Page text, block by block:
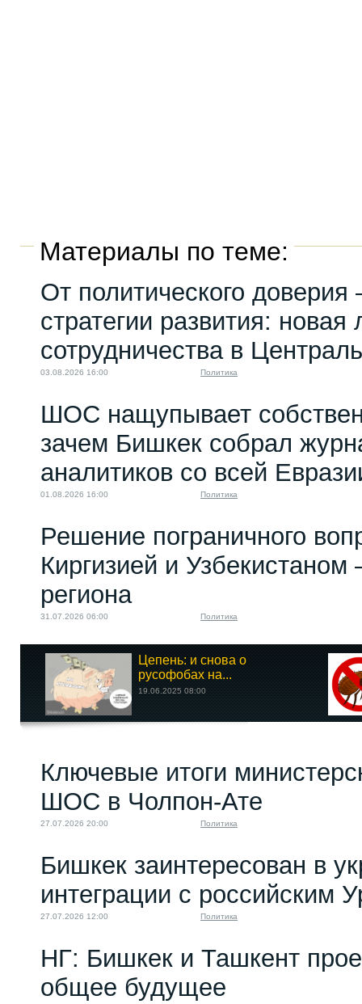
Материалы по теме:
От политического
стратегии развития: новая
сотрудничества в
03.08.2026 16:00 Политика
ШОС нащупывает
зачем Бишкек собрал
аналитиков со всей
01.08.2026 16:00 Политика
Решение пограничного
Киргизией и Узбекистаном
региона
31.07.2026 06:00 Политика
Цепень: и снова о
русофобах на...
19.06.2025 08:00
Ключевые итоги
ШОС в Чолпон-Ате
27.07.2026 20:00 Политика
Бишкек заинтересован в
интеграции с российским
27.07.2026 12:00 Политика
НГ: Бишкек и Ташкент
общее будущее